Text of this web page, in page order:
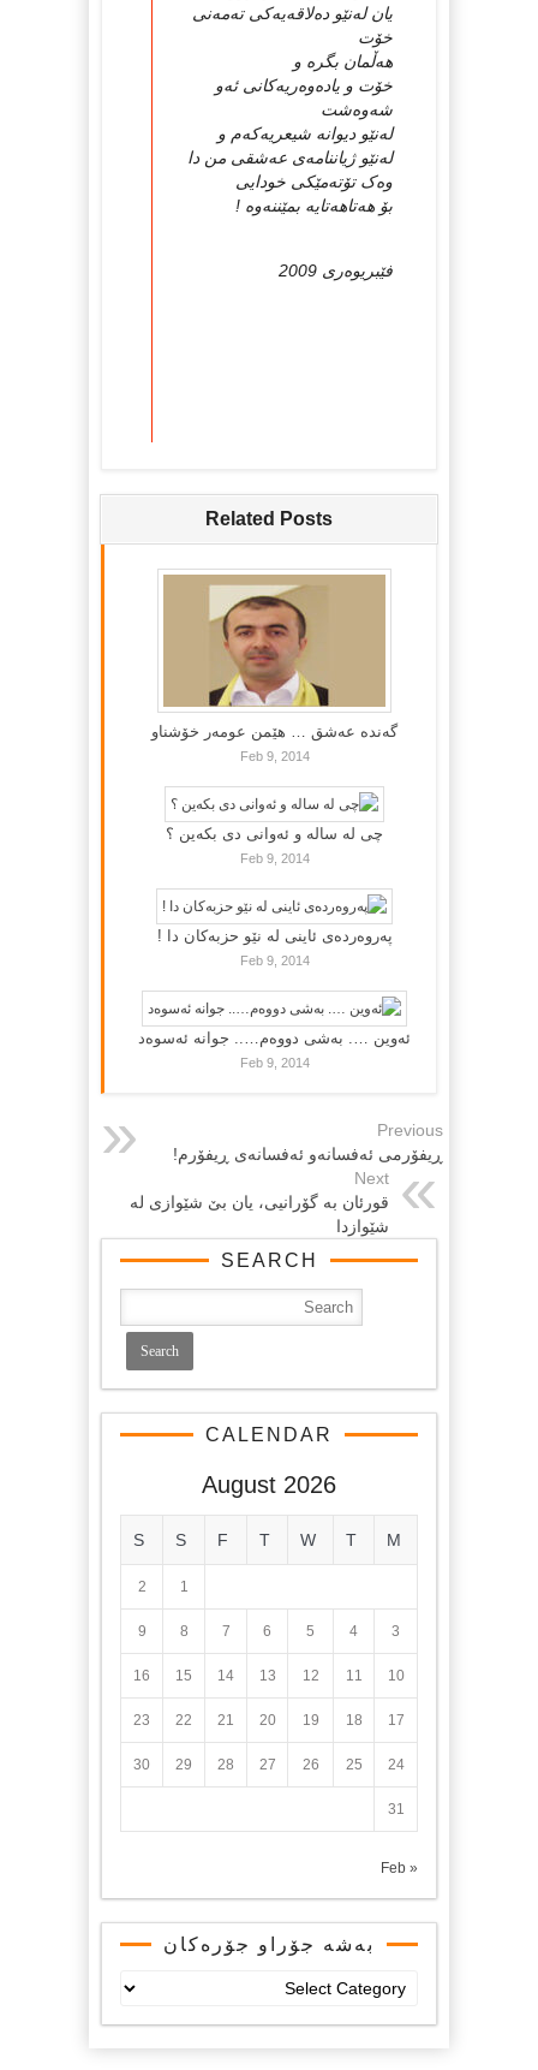
یان له‌نێو ده‌لاقه‌یه‌کی ته‌مه‌نی
خۆت
هه‌ڵمان بگره‌ و
خۆت و یاده‌وه‌ریه‌کانی ئه‌و
شه‌وه‌شت
له‌نێو دیوانه‌ شیعریه‌که‌م و
له‌نێو ژیاننامه‌ی عه‌شقی من دا
وه‌ک تۆته‌مێکی خودایی
بۆ هه‌تاهه‌تایه‌ بمێننه‌وه‌ !
فێبریوه‌ری 2009
Related Posts
گه‌نده‌ عه‌شق … هێمن عومه‌ر خۆشناو
Feb 9, 2014
چی لە سالە و ئەوانی دی بكەین ؟
Feb 9, 2014
پەروەردەی ئاینی لە نێو حزبەکان دا !
Feb 9, 2014
ئەوین …. بەشی دووەم….. جوانە ئەسوەد
Feb 9, 2014
Previous
ڕیفۆرمی ئه‌فسانه‌و ئه‌فسانه‌ی ڕیفۆرم!
Next
قورئان به‌ گۆرانیی، یان بێ‌ شێوازی له‌
شێوازدا
SEARCH
CALENDAR
August 2026
M
T
W
T
F
S
S
1
2
3
4
5
6
7
8
9
10
11
12
13
14
15
16
17
18
19
20
21
22
23
24
25
26
27
28
29
30
31
« Feb
بەشە جۆراو جۆرەکان
جۆرەکان